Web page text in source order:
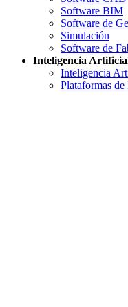
Software BIM
Software de
Simulación
Software de
Inteligencia
Inteligencia
Plataformas